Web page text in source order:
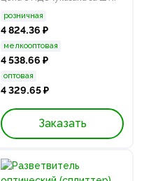
розничная
4 824.36 ₽
мелкооптовая
4 538.66 ₽
оптовая
4 329.65 ₽
Заказать